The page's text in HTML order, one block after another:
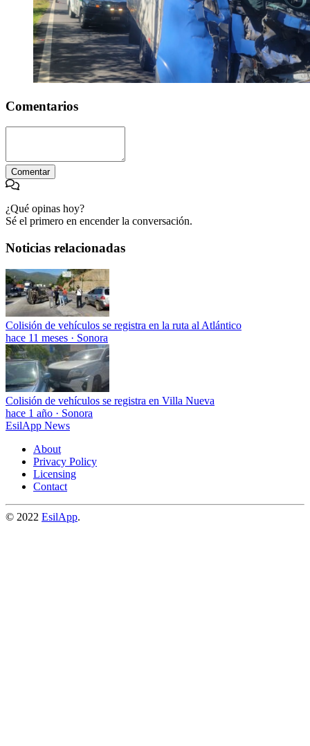
Comentarios
Comentar
¿Qué opinas hoy?
Sé el primero en encender la conversación.
Noticias relacionadas
Colisión de vehículos se registra en la ruta al Atlántico
hace 11 meses · Sonora
Colisión de vehículos se registra en Villa Nueva
hace 1 año · Sonora
EsilApp News
About
Privacy Policy
Licensing
Contact
© 2022 EsilApp.